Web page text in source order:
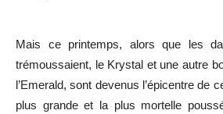
Mais ce printemps, alors que les
trémoussaient, le Krystal et une autre
l’Emerald, sont devenus l’épicentre de
plus grande et la plus mortelle